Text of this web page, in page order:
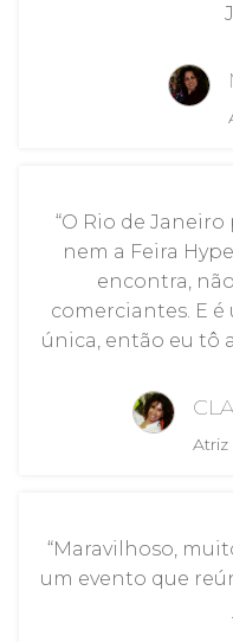
“O Rio de
nem a Feira
encontra,
comerciantes. E
única, então eu tô
Atriz
“Maravilhoso,
um evento que